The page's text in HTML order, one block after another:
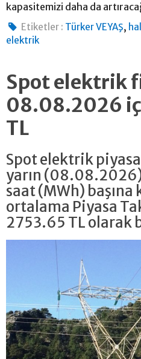
kapasitemizi daha da
Etiketler : Türker VEYAŞ,
elektrik
Spot elektrik
08.08.2026
TL
Spot elektrik
yarın
saat (MWh)
ortalama Piyasa
2753.65 TL olarak